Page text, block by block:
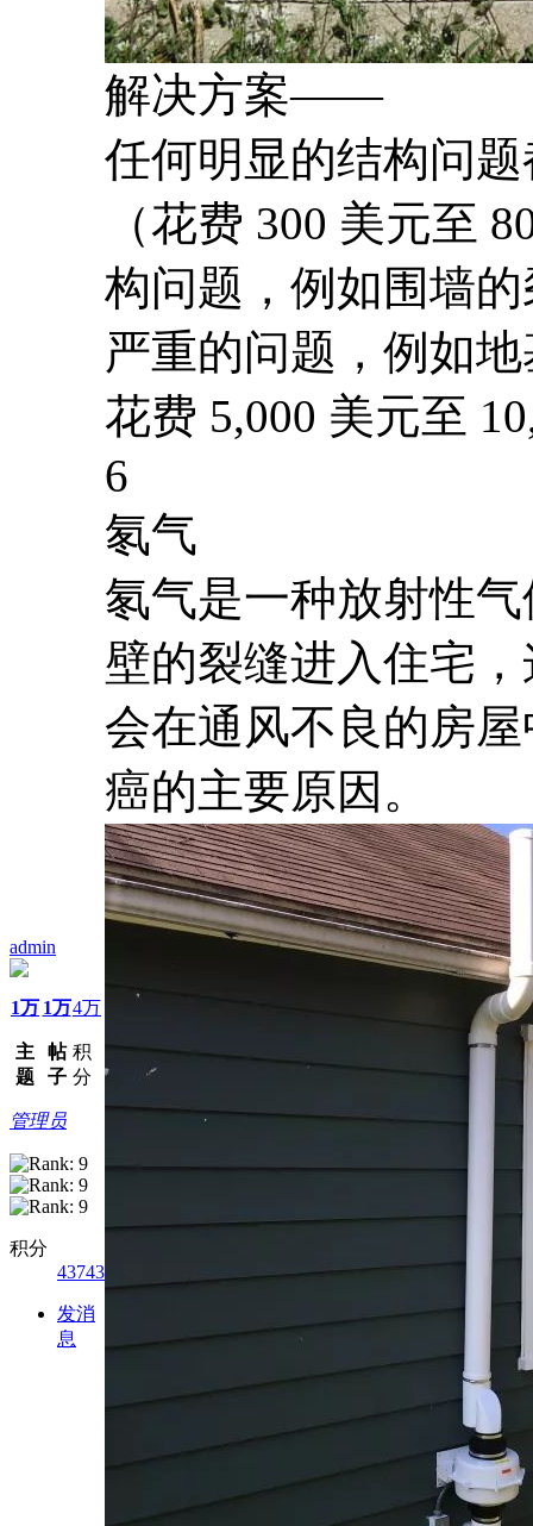
admin
1万
主
题
1万
帖
子
4万
积
分
管理员
积分
43743
发消
息
解决方案——
任何明显的结构问
（花费 300 美元至
构问题，例如围墙
严重的问题，例如
花费 5,000 美元至
6
氡气
氡气是一种放射性
壁的裂缝进入住宅
会在通风不良的房
癌的主要原因。